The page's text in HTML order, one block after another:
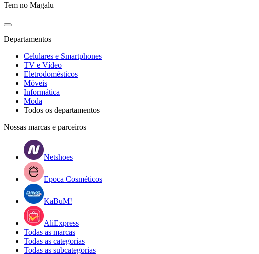
Tem no Magalu
Departamentos
Celulares e Smartphones
TV e Vídeo
Eletrodomésticos
Móveis
Informática
Moda
Todos os departamentos
Nossas marcas e parceiros
Netshoes
Epoca Cosméticos
KaBuM!
AliExpress
Todas as marcas
Todas as categorias
Todas as subcategorias